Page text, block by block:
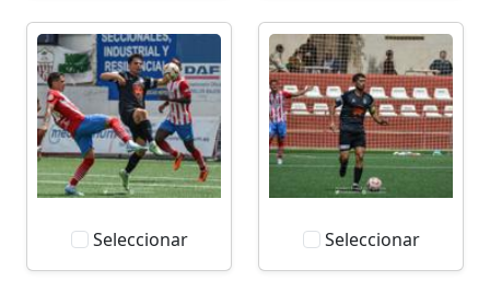
Seleccionar Seleccionar